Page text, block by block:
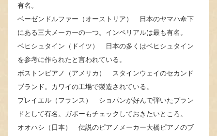
有名。
ベーゼンドルファー（オーストリア） 日本のヤマハ傘下
にある三大メーカーの一つ。インペリアルは最も有名。
ベヒシュタイン（ドイツ） 日本の多くはベヒシュタイン
を参考に作られたと言われている。
ボストンピアノ（アメリカ） スタインウェイのセカンド
ブランド。カワイの工場で製造されている。
プレイエル（フランス） ショパンが好んで弾いたブラン
ドとして有名。ガボーもチェックしておきたいところ。
オオハシ（日本） 伝説のピアノメーカー大橋ピアノのブ